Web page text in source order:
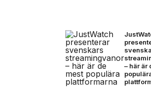
– här är